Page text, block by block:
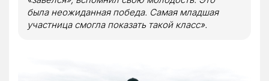
была неожиданная победа. Самая младшая
участница смогла показать такой класс».